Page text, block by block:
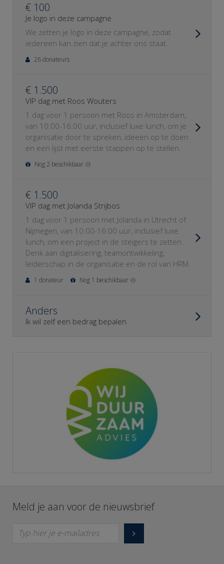
€ 100
Je logo in deze campagne
We zetten je logo in deze campagne, zodat
iedereen kan zien dat je achter ons staat.
26 donateurs
€ 1.500
VIP dag met Roos Wouters
1 dag voor 1 persoon met Roos in Amsterdam,
van 10:00-16:00 uur, inclusief luxe lunch, om je
organisatie door te spreken, ideeën op te doen
en een lijst met eerste stappen op te stellen.
Nog 2 beschikbaar
€ 1.500
VIP dag met Jolanda Strijbos
1 dag voor 1 persoon met Jolanda in Utrecht of
Nijmegen, van 10:00-16:00 uur, inclusief luxe
lunch, om een project in de steigers te zetten.
Denk aan digitalisering, teamontwikkeling,
leiderschap in de organisatie en de rol van HRM.
1 donateur Nog 1 beschikbaar
Anders
Ik wil zelf een bedrag bepalen
Meld je aan voor de nieuwsbrief
Typ hier je e-mailadres